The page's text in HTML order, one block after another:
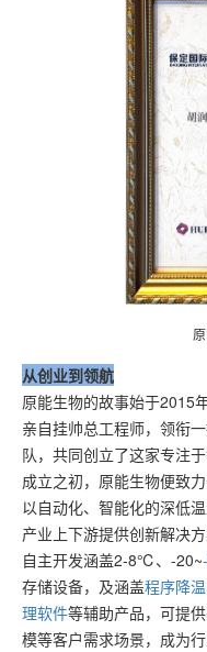
从创业到领航
原能生物的故事始于2015
亲自挂帅总工程师，领衔
队，共同创立了这家专注
成立之初，原能生物便致
以自动化、智能化的深低
产业上下游提供创新解决方
自主开发涵盖2-8℃、-20~
存储设备，及涵盖程序降温
理软件等辅助产品，可提
模等客户需求场景，成为